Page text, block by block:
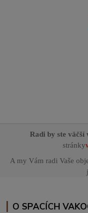
Radi by ste väčší
stránky
A my Vám radi Vaše
O SPACÍCH